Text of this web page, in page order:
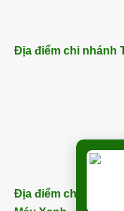
Địa điểm chi nhánh
Địa điểm chi nhánh